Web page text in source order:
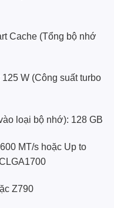
Cache (Tổng bộ nhớ
W (Công suất turbo
loại bộ nhớ): 128 GB
MT/s hoặc Up to
Z790